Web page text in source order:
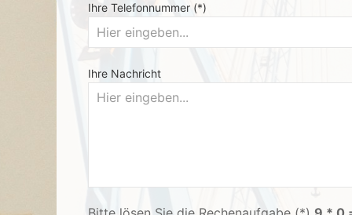
Ihre Telefonnummer (*)
Ihre Nachricht